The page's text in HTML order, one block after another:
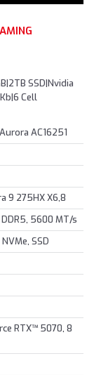
SSD|Nvidia
Cell
AC16251
9 275HX X6,8
DDR5, 5600 MT/s
SSD
RTX™ 5070, 8